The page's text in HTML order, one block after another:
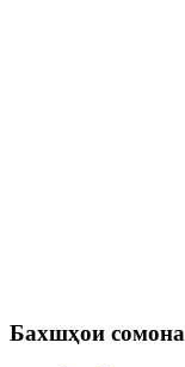
Бахшҳои сомона